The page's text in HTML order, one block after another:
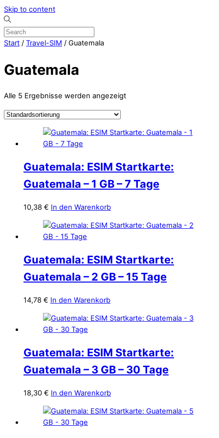
Skip to content
Start / Travel-SIM / Guatemala
Guatemala
Alle 5 Ergebnisse werden angezeigt
Guatemala: ESIM Startkarte:
Guatemala – 1 GB – 7 Tage
10,38 € In den Warenkorb
Guatemala: ESIM Startkarte:
Guatemala – 2 GB – 15 Tage
14,78 € In den Warenkorb
Guatemala: ESIM Startkarte:
Guatemala – 3 GB – 30 Tage
18,30 € In den Warenkorb